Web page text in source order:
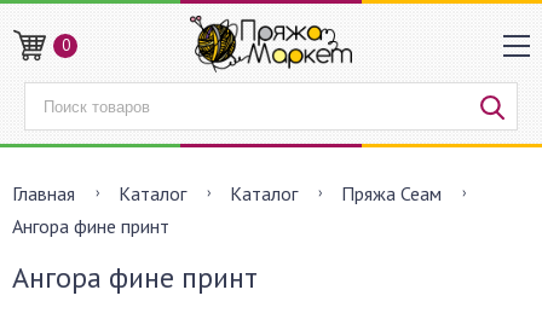
0
Главная Каталог Каталог
Пряжа Сеам
Ангора фине принт
Ангора фине принт